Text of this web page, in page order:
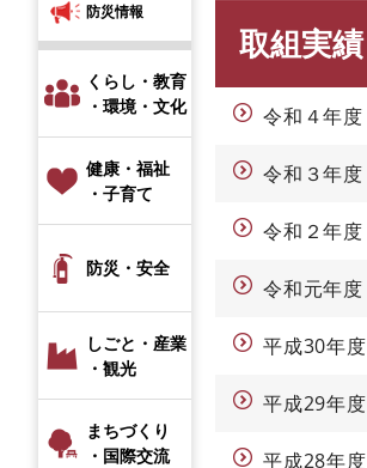
防災情報
くらし・教育
・環境・文化
健康・福祉
・子育て
防災・安全
しごと・産業
・観光
まちづくり
・国際交流
取組実績
令和４年度
令和３年度
令和２年度
令和元年度
平成30年度
平成29年度
平成28年度